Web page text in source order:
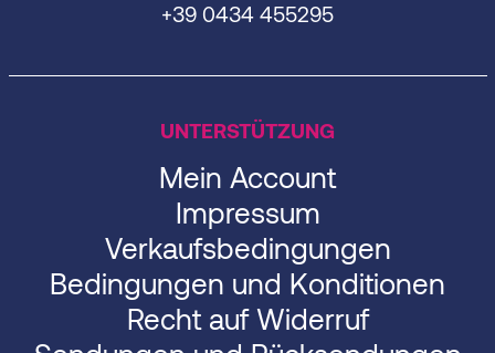
+39 0434 455295
UNTERSTÜTZUNG
Mein Account
Impressum
Verkaufsbedingungen
Bedingungen und Konditionen
Recht auf Widerruf